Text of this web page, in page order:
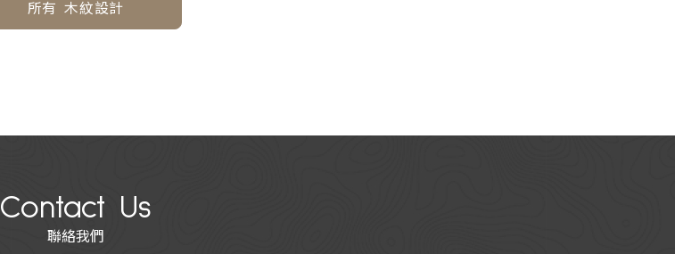
所有 木紋設計
Contact Us
聯絡我們